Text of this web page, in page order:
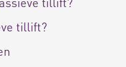
tillift?